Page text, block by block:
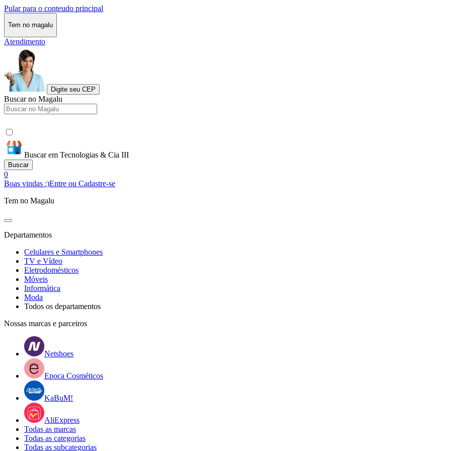
Pular para o conteudo principal
Tem no magalu
Atendimento
Digite seu CEP
Buscar no Magalu
Buscar em Tecnologias & Cia III
Buscar
0
Boas vindas :)Entre ou Cadastre-se
Tem no Magalu
Departamentos
Celulares e Smartphones
TV e Vídeo
Eletrodomésticos
Móveis
Informática
Moda
Todos os departamentos
Nossas marcas e parceiros
Netshoes
Epoca Cosméticos
KaBuM!
AliExpress
Todas as marcas
Todas as categorias
Todas as subcategorias